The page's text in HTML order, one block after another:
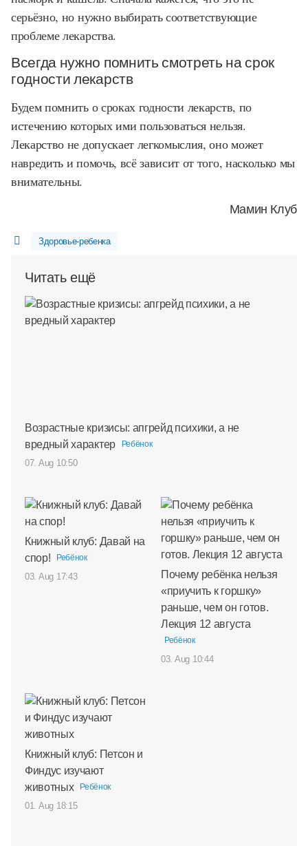
серьёзно, но нужно выбирать соответствующие
проблеме лекарства.
Всегда нужно помнить смотреть на срок
годности лекарств
Будем помнить о сроках годности лекарств, по
истечению которых ими пользоваться нельзя.
Лекарство не допускает легкомыслия, оно может
навредить и помочь, всё зависит от того, насколько мы
внимательны.
Мамин Клуб
Здоровье-ребенка
Читать ещё
Возрастные кризисы: апгрейд психики, а не
вредный характер
Ребёнок
07. Aug 10:50
Книжный клуб: Давай на
спор!
Ребёнок
03. Aug 17:43
Почему ребёнка нельзя
«приучить к горшку»
раньше, чем он готов.
Лекция 12 августа
Ребёнок
03. Aug 10:44
Книжный клуб: Петсон и
Финдус изучают
животных
Ребёнок
01. Aug 18:15